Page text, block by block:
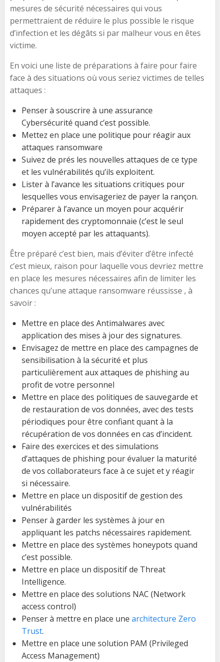
mesures de sécurité nécessaires qui vous
permettraient de réduire le plus possible le risque
d’infection et les dégâts si par malheur vous en êtes
victime.
En voici une liste de préparations à faire pour faire
face à des situations où vous seriez victimes de telles
attaques :
Penser à souscrire à une assurance
Cybersécurité quand c’est possible.
Mettez en place une politique pour réagir aux
attaques ransomware
Suivez de prés les nouvelles attaques de ce type
et les vulnérabilités qu’ils exploitent.
Lister à l’avance les situations critiques pour
lesquelles vous envisageriez de payer la rançon.
Préparer à l’avance un moyen pour acquérir
rapidement des cryptomonnaie (c’est le seul
moyen accepté par les attaquants).
Être préparé c’est bien, mais d’éviter d’être infecté
c’est mieux, raison pour laquelle vous devriez mettre
en place les mesures nécessaires afin de limiter les
chances qu’une attaque ransomware réussisse , à
savoir :
Mettre en place des Antimalwares avec
application des mises à jour des signatures.
Envisagez de mettre en place des campagnes de
sensibilisation à la sécurité et plus
particulièrement aux attaques de phishing au
profit de votre personnel
Mettre en place des politiques de sauvegarde et
de restauration de vos données, avec des tests
périodiques pour être confiant quant à la
récupération de vos données en cas d’incident.
Faire des exercices et des simulations
d’attaques de phishing pour évaluer la maturité
de vos collaborateurs face à ce sujet et y réagir
si nécessaire.
Mettre en place un dispositif de gestion des
vulnérabilités
Penser à garder les systèmes à jour en
appliquant les patchs nécessaires rapidement.
Mettre en place des systèmes honeypots quand
c’est possible.
Mettre en place un dispositif de Threat
Intelligence.
Mettre en place des solutions NAC (Network
access control)
Penser à mettre en place une architecture Zero
Trust.
Mettre en place une solution PAM (Privileged
Access Management)